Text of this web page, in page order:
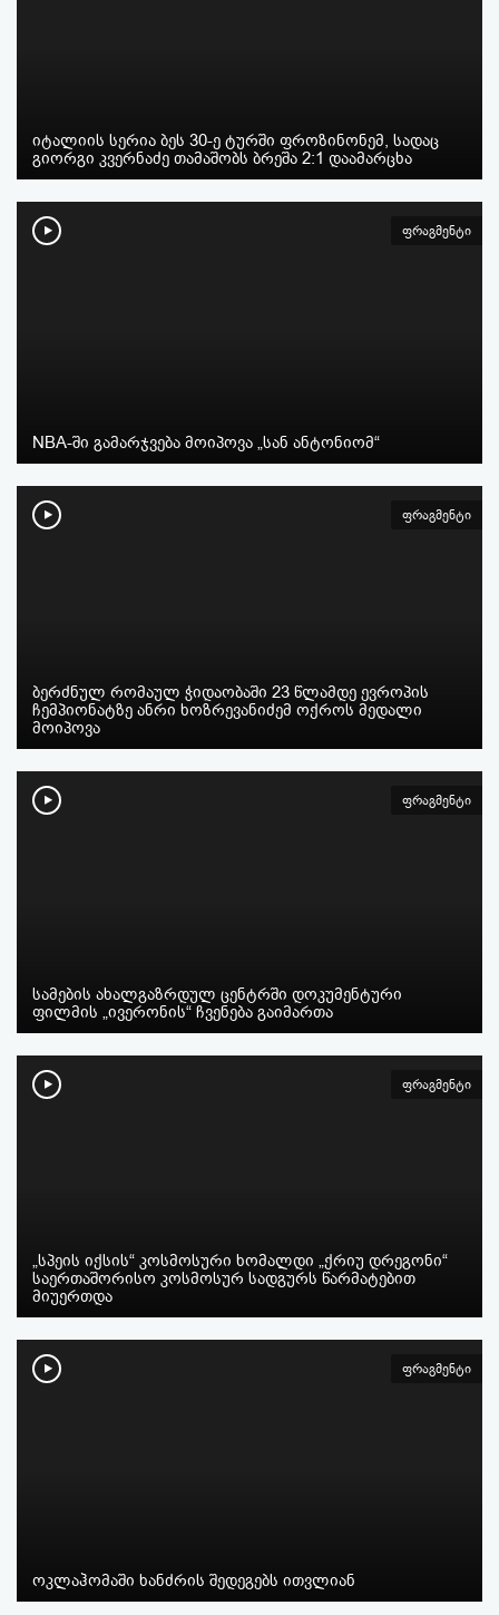
იტალიის სერია ბეს 30-ე ტურში ფროზინონემ, სადაც
გიორგი კვერნაძე თამაშობს ბრეშა 2:1 დაამარცხა
ფრაგმენტი
NBA-ში გამარჯვება მოიპოვა „სან ანტონიომ“
ფრაგმენტი
ბერძნულ რომაულ ჭიდაობაში 23 წლამდე ევროპის
ჩემპიონატზე ანრი ხოზრევანიძემ ოქროს მედალი
მოიპოვა
ფრაგმენტი
სამების ახალგაზრდულ ცენტრში დოკუმენტური
ფილმის „ივერონის“ ჩვენება გაიმართა
ფრაგმენტი
„სპეის იქსის“ კოსმოსური ხომალდი „ქრიუ დრეგონი“
საერთაშორისო კოსმოსურ სადგურს წარმატებით
მიუერთდა
ფრაგმენტი
ოკლაჰომაში ხანძრის შედეგებს ითვლიან